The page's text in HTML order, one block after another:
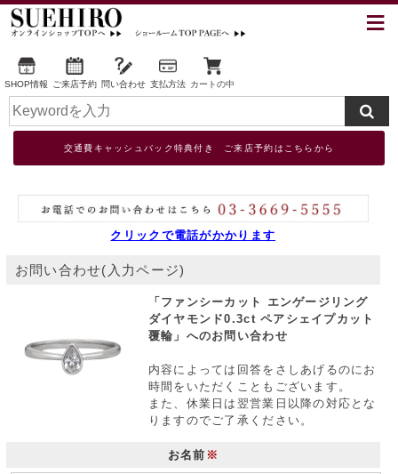
SHOP情報 ご来店予約 問い合わせ 支払方法 カートの中
交通費キャッシュバック特典付き ご来店予約はこちらから
クリックで電話がかかります
お問い合わせ(入力ページ)
「ファンシーカット エンゲージリング
ダイヤモンド0.3ct ペアシェイプカット
覆輪」へのお問い合わせ
内容によっては回答をさしあげるのにお
時間をいただくこともございます。
また、休業日は翌営業日以降の対応とな
りますのでご了承ください。
お名前 ※